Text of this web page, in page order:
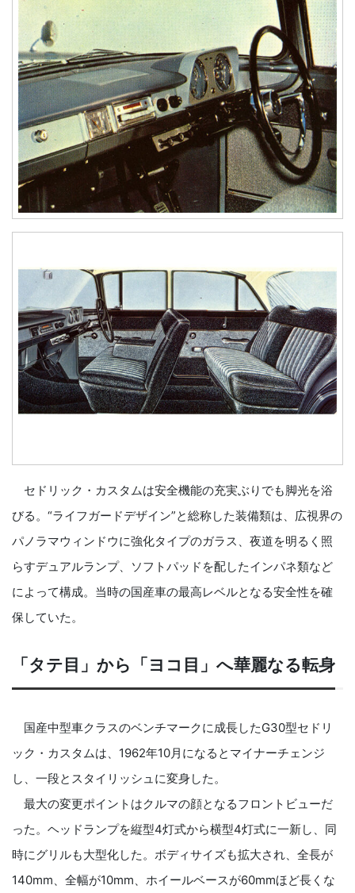
セドリック・カスタムは安全機能の充実ぶりでも脚光を浴
びる。“ライフガードデザイン”と総称した装備類は、広視界の
パノラマウィンドウに強化タイプのガラス、夜道を明るく照
らすデュアルランプ、ソフトパッドを配したインパネ類など
によって構成。当時の国産車の最高レベルとなる安全性を確
保していた。
「タテ目」から「ヨコ目」へ華麗なる転身
国産中型車クラスのベンチマークに成長したG30型セドリ
ック・カスタムは、1962年10月になるとマイナーチェンジ
し、一段とスタイリッシュに変身した。
最大の変更ポイントはクルマの顔となるフロントビューだ
った。ヘッドランプを縦型4灯式から横型4灯式に一新し、同
時にグリルも大型化した。ボディサイズも拡大され、全長が
140mm、全幅が10mm、ホイールベースが60mmほど長くな